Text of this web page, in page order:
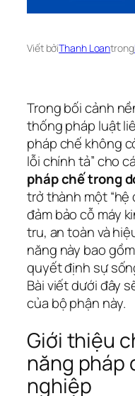
Viết bởiThanh Loantrong
Trong bối cảnh
thống pháp luật
pháp chế không
lỗi chính tả” cho
pháp chế trong
trở thành một “hệ
đảm bảo cỗ máy
tru, an toàn và
năng này bao
quyết định sự
Bài viết dưới đây
của bộ phận này.
Giới thiệu
năng pháp
nghiệp